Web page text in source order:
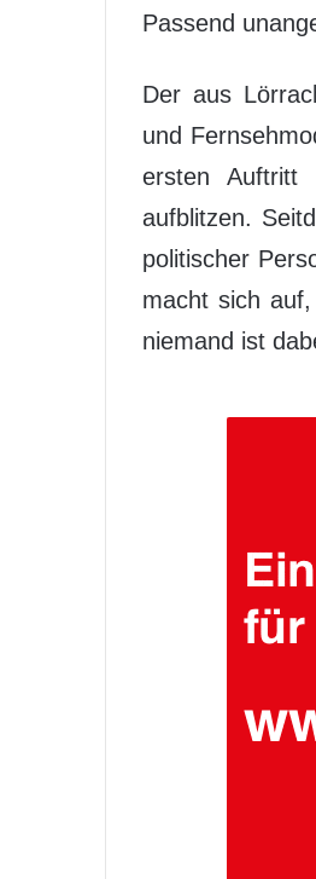
Passend
Der aus
und
ersten Auftritt
aufblitzen.
politischer
macht sich
niemand ist